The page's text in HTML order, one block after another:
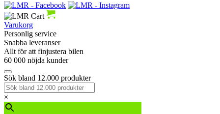
Varukorg
Personlig service
Snabba leveranser
Allt för att finjustera bilen
60 000 nöjda kunder
Sök bland 12.000 produkter
×